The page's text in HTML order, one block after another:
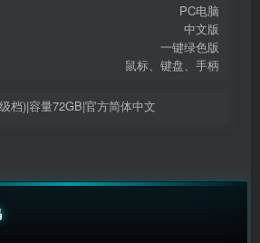
PC电脑
中文版
一键绿色版
鼠标、键盘、手柄
档)|容量72GB|官方简体中文